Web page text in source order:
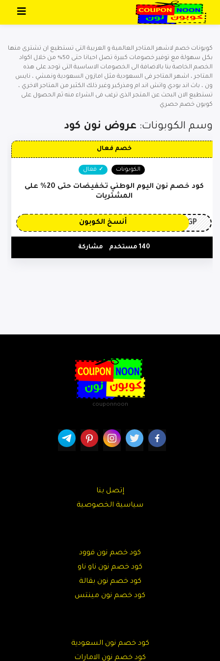
كوبونات خصم لاشهر المتاجر العالمية و العربية التى تستطيع ان تشترى منها
بكل سهولة مع توفير خصومات كبيرة تصل احيانا حتى 50% من خلال اكواد
الخصم الخاصة بنا بالاضافة الى الخصومات الاساسية التى توجد على هذه
المتاجر ، اشهر المتاجر فى السعودية مثل امازون السعودية ونمشي ، نايس
ون ، باث اند بودي واتش اند ام ومذركير وغير ذلك الكثير من المتاجر الاخري ،
تستطيع الان البحث عن المتجر الذى ترغب فى الشراء منه ثم الحصول على
كوبون خصم حصري
وسم الكوبونات: عروض نون كود
خصم فعال
الكوبونات فعال
كود خصم نون اليوم الوطني تخفيضات حتى 20% على
المشتريات
3GP أنسخ الكوبون
140 مستخدم مشاركة
couponnoon
إتصل بنا
سياسية الخصوصية
كود خصم نون فوود
كود خصم نون ناو ناو
كود خصم نون بقالة
كود خصم نون مينتس
كود خصم نون السعودية
كود خصم نون الامارات